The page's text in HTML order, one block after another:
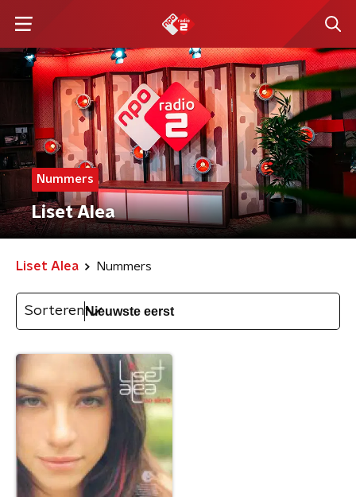
Nummers
Liset Alea
Liset Alea Nummers
Sorteren